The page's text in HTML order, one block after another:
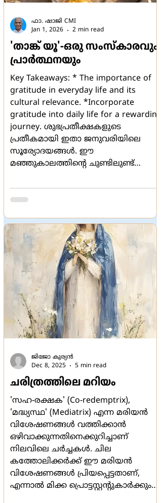
'താങ്ക് യൂ'-ഒരു സംസ്കാരവും
പ്രാര്‍ത്ഥനയും
Key Takeaways: * The importance of
gratitude in everyday life and its
cultural relevance. *Incorporate
gratitude into daily life for a rewarding
journey. ശുഭപ്രതീക്ഷകളുടെ
പ്രതീകമായി ഇതാ ജനുവരിയിലെ
സൂര്യോദയങ്ങള്‍. ഈ
മഞ്ഞുകാലത്തിന്‍റെ ചുണ്ടിലുണ്ട്
ശോഭനപ്രതീക്ഷകളിലേക്കു വാതില്‍
തുറക്കുമ്പോള്‍ നന്മയും സ്നേഹവും
പുതുവര്‍ഷപൂര്‍ണിമ നമുക്കു
പരസ്പരം ആശംസിക്കാം. ഡിസംബര്‍
31- തീയതി രാത്രി പന്ത്രണ്ടിന്
അടുത്തുകഴിഞ്ഞപ്പോള്‍,
ലോകമെമ്പാട
ഫാ. ഷാജി CMI
Jan 1, 2026
2 min read
ചരിത്രത്തിലെ മറിയം
'സഹ-രക്ഷക' (Co-redemptrix),
'മദ്ധ്യസ്ഥ' (Mediatrix) എന്ന മരിയന്‍
വിശേഷണങ്ങള്‍ വത്തിക്കാന്‍
ഒഴിവാക്കുന്നതിനെക്കുറിച്ചാണ്
നിലവിലെ ചര്‍ച്ചകള്‍. ചില
കത്തോലിക്കര്‍ക്ക് ഈ മരിയന്‍
വിശേഷണങ്ങള്‍ പ്രിയപ്പെട്ടതാണ്,
എന്നാല്‍ മിക്ക പ്രൊട്ടസ്റ്റന്‍റുകാര്‍ക്കും
ജിജോ കുര്യന്‍
Dec 8, 2025
5 min read